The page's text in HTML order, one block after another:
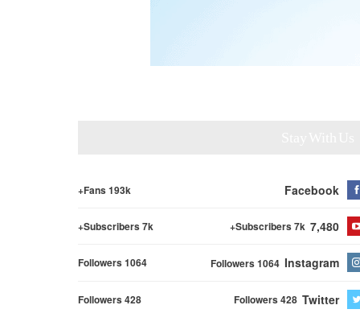
Facebook
Fans 193k+
7,480
Subscribers 7k+
Subscribers 7k+
Instagram
Followers 1064
Followers 1064
Twitter
Followers 428
Followers 428